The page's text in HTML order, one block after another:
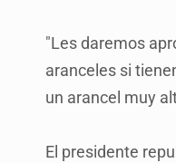
"Les daremos
aranceles si
un arancel muy
El presidente